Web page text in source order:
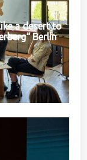
a desert to
Berlin